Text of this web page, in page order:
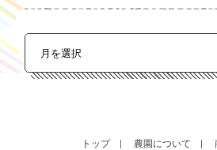
トップ 農園について